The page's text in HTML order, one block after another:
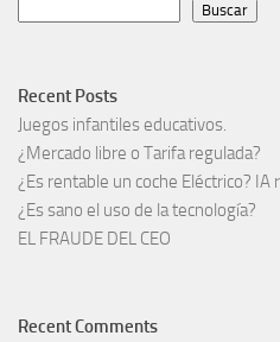
Buscar
Recent Posts
Juegos infantiles educativos.
¿Mercado libre o Tarifa regulada?
¿Es rentable un coche Eléctrico? IA
¿Es sano el uso de la tecnología?
EL FRAUDE DEL CEO
Recent Comments